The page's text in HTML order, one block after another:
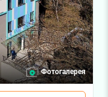
Фотогалерея